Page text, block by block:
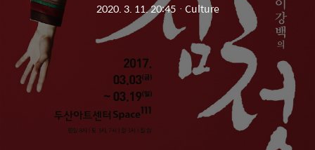
2020. 3. 11. 20:45ㆍ Culture